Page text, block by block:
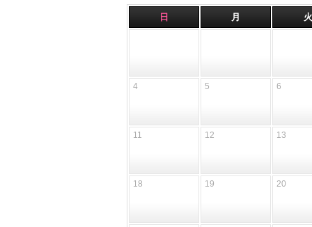
日 月 火
4 5 6
11 12 13
18 19 20